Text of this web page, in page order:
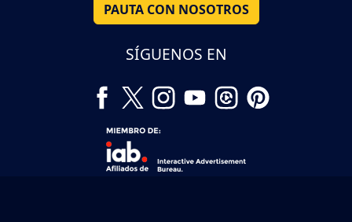
PAUTA CON NOSOTROS
SÍGUENOS EN